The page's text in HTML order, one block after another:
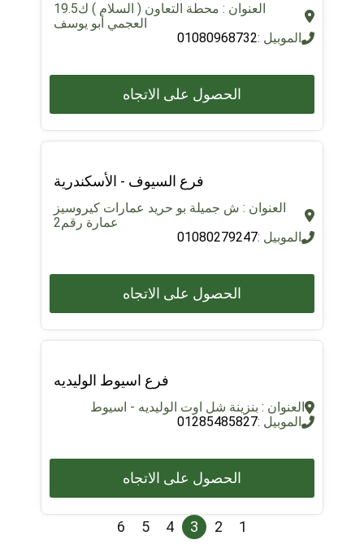
العنوان : محطة التعاون ( السلام ) ك19.5
العجمي أبو يوسف
الموبيل :01080968732
الحصول على الاتجاه
فرع السيوف - الأسكندرية
العنوان : ش جميلة بو حريد عمارات كيروسيز
عمارة رقم2
الموبيل :01080279247
الحصول على الاتجاه
فرع اسيوط الوليديه
العنوان : بنزينة شل اوت الوليديه - اسيوط
الموبيل :01285485827
الحصول على الاتجاه
1
2
3
4
5
6